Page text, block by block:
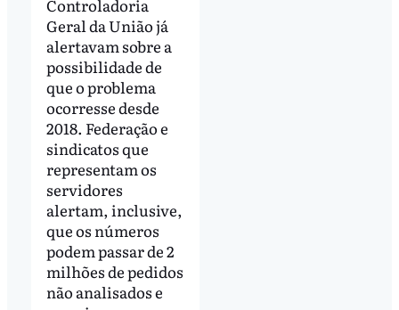
Controladoria
Geral da União já
alertavam sobre a
possibilidade de
que o problema
ocorresse desde
2018. Federação e
sindicatos que
representam os
servidores
alertam, inclusive,
que os números
podem passar de 2
milhões de pedidos
não analisados e